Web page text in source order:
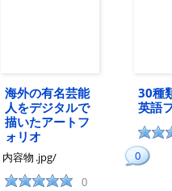
海外の有名芸能
人をデジタルで
描いたアートフ
ォリオ
内容物 .jpg/
0
30種
英語
0